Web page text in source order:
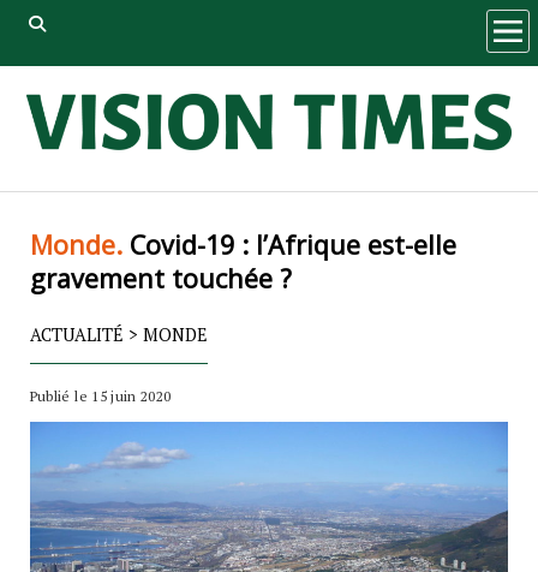
Monde.Covid-19 : l’Afrique est-elle
gravement touchée ?
ACTUALITÉ > MONDE
Publié le 15 juin 2020